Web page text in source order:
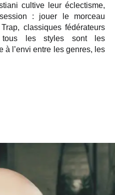
cultive leur éclectisme,
: jouer le morceau
classiques fédérateurs
tous les styles sont les
à l’envi entre les genres, les